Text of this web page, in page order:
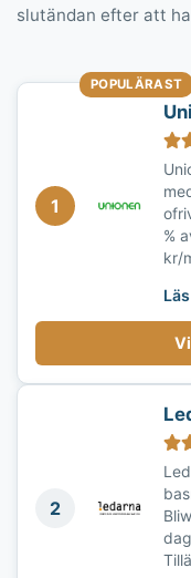
slutändan efter att
POPULÄRAST
1
%
kr/
2